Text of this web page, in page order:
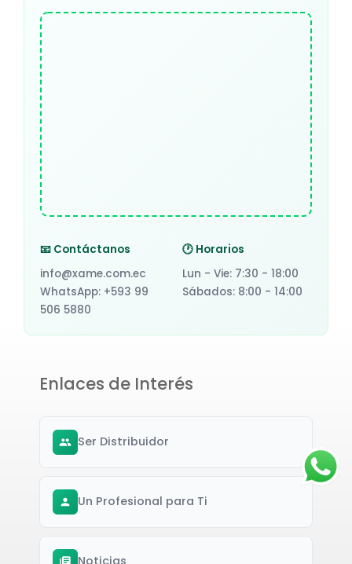
📧 Contáctanos
info@xame.com.ec
WhatsApp: +593 99
506 5880
🕐 Horarios
Lun - Vie: 7:30 - 18:00
Sábados: 8:00 - 14:00
Enlaces de Interés
Ser Distribuidor
Un Profesional para Ti